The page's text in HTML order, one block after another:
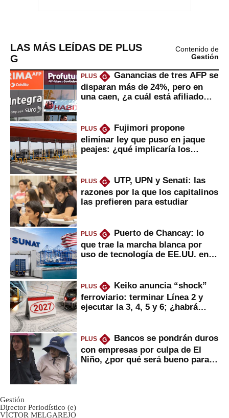
LAS MÁS LEÍDAS DE PLUS
G
Contenido de
Gestión
PLUS G
Ganancias de tres AFP se
disparan más de 24%, pero en
una caen, ¿a cuál está afiliado
PLUS G
Fujimori propone
eliminar ley que puso en jaque
peajes: ¿qué implicaría los
PLUS G
UTP, UPN y Senati: las
razones por la que los capitalinos
las prefieren para estudiar
PLUS G
Puerto de Chancay: lo
que trae la marcha blanca por
uso de tecnología de EE.UU. en
PLUS G
Keiko anuncia “shock”
ferroviario: terminar Línea 2 y
ejecutar la 3, 4, 5 y 6; ¿habrá
PLUS G
Bancos se pondrán duros
con empresas por culpa de El
Niño, ¿por qué será bueno para
Gestión
Director Periodístico (e)
VÍCTOR MELGAREJO